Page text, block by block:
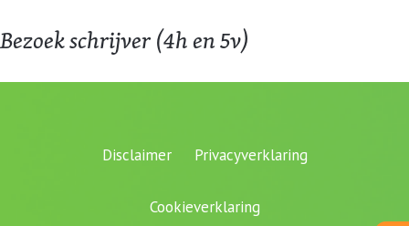
Bezoek schrijver (4h en 5v)
Disclaimer Privacyverklaring
Cookieverklaring